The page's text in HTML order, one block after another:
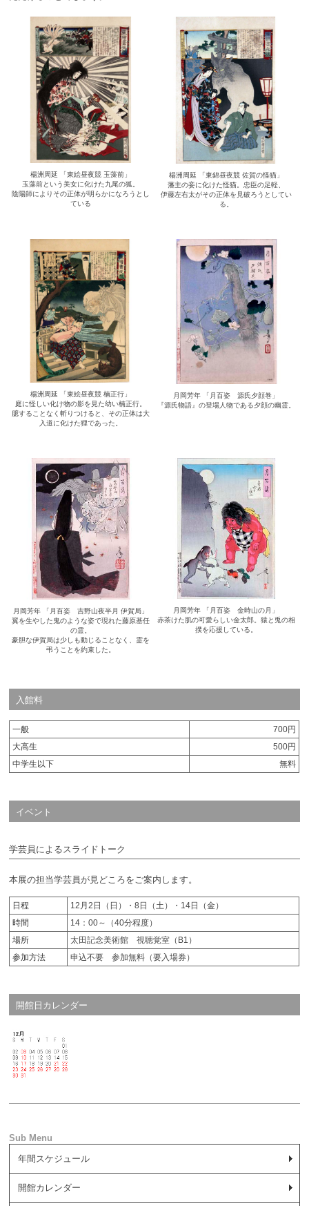
楊洲周延 「東絵昼夜競 玉藻前」
玉藻前という美女に化けた九尾の狐。
陰陽師によりその正体が明らかになろうとし
ている
楊洲周延 「東錦昼夜競 佐賀の怪猫」
藩主の妾に化けた怪猫。忠臣の足軽、
伊藤左右太がその正体を見破ろうとしてい
る。
楊洲周延 「東絵昼夜競 楠正行」
庭に怪しい化け物の影を見た幼い楠正行。
臆することなく斬りつけると、その正体は大
入道に化けた狸であった。
月岡芳年 「月百姿 源氏夕顔巻」
『源氏物語』の登場人物である夕顔の幽霊。
月岡芳年 「月百姿 吉野山夜半月 伊賀局」
翼を生やした鬼のような姿で現れた藤原基任
の霊。
豪胆な伊賀局は少しも動じることなく、霊を
弔うことを約束した。
月岡芳年 「月百姿 金時山の月」
赤茶けた肌の可愛らしい金太郎。猿と兎の相
撲を応援している。
入館料
一般
700円
大高生
500円
中学生以下
無料
イベント
学芸員によるスライドトーク
本展の担当学芸員が見どころをご案内します。
日程
12月2日（日）・8日（土）・14日（金）
時間
14：00～（40分程度）
場所
太田記念美術館 視聴覚室（B1）
参加方法
申込不要 参加無料（要入場券）
開館日カレンダー
年間スケジュール
開館カレンダー